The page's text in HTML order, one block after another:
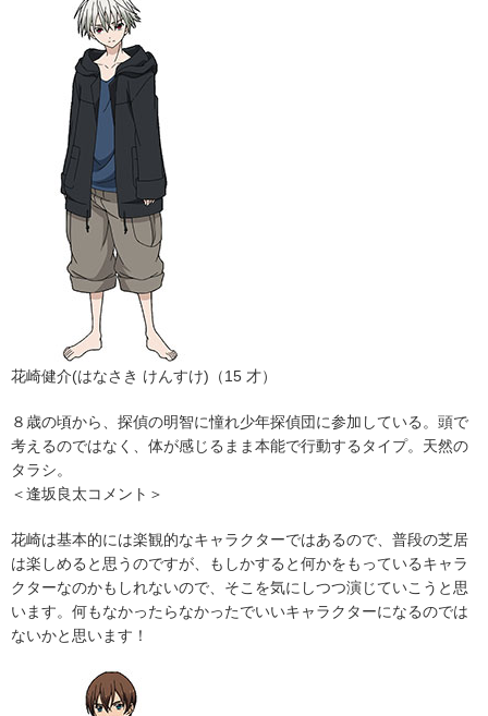
花崎健介(はなさき けんすけ)（15 才）
８歳の頃から、探偵の明智に憧れ少年探偵団に参加している。頭で
考えるのではなく、体が感じるまま本能で行動するタイプ。天然の
タラシ。
＜逢坂良太コメント＞
花崎は基本的には楽観的なキャラクターではあるので、普段の芝居
は楽しめると思うのですが、もしかすると何かをもっているキャラ
クターなのかもしれないので、そこを気にしつつ演じていこうと思
います。何もなかったらなかったでいいキャラクターになるのでは
ないかと思います！